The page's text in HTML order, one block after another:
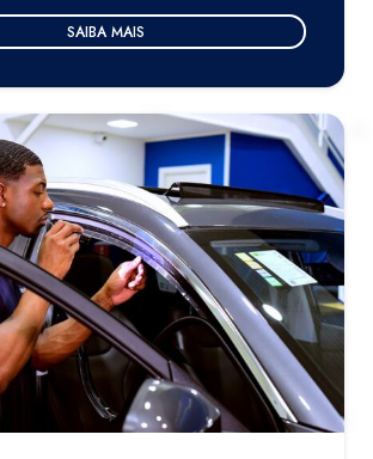
SAIBA MAIS